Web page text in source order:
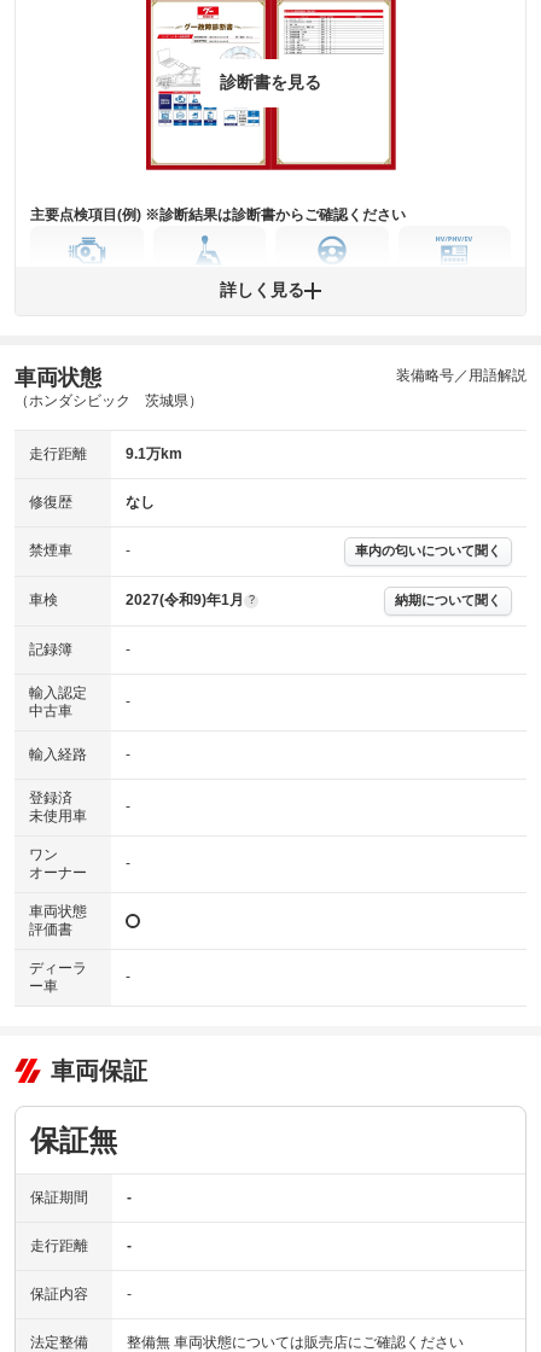
詳細は鑑定書をご確認ください。
※グー鑑定は保証サービスではございません。購入時は必ず現車をご確認
※実際にお渡しするコンディションチェックシートにつきましては、形式
※グー鑑定の評価はあくまでも記載している鑑定日の鑑定結果となりま
診断書を見る
主要点検項目(例) ※診断結果は診断書からご確認ください
ミッション
ステアリング
ABS その他
※異常がある場合は主要点検項目が赤色になり、異常と表記されます。
※グー故障診断は保証サービスではございません。購入時は必ず現車をご
※実際にお渡しする故障診断書につきましては、形式および表示項目が異
※グー故障診断書はあくまでも実施時点での診断結果となります。将来に
わたり車両状態を担保するものではありませんので、車両情報等の詳細は
詳しく見る
車両状態
（ホンダシビック 茨城県）
装備略号／用語解説
走行距離 9.1万km
修復歴 なし
禁煙車 - 車内の匂いについて聞く
車検 2027(令和9)年1月 ? 納期について聞く
記録簿 -
輸入認定
中古車
-
輸入経路 -
登録済
未使用車
-
ワン
オーナー
-
車両状態
評価書
ディーラ
ー車
-
車両保証
保証無
保証期間 -
走行距離 -
保証内容 -
法定整備 整備無 車両状態については販売店にご確認ください